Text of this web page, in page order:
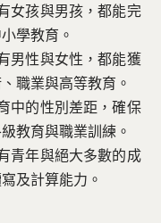
女孩與男孩，都能完
學教育。
男性與女性，都能獲
職業與高等教育。
中的性別差距，確保
教育與職業訓練。
青年與絕大多數的成
及計算能力。